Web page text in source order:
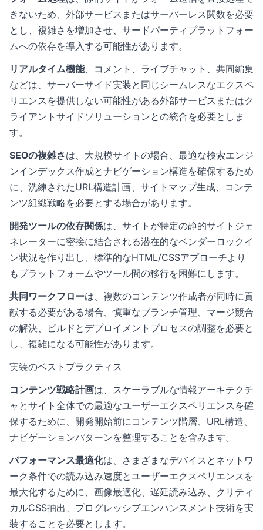
きないため、外部サービスまたはサーバーレス関数を必要
とし、複雑さを増加させ、サードパーティプラットフォー
ムへの依存を導入する可能性があります。
リアルタイム機能、コメント、ライブチャット、共同編集
などは、サーバーサイド実装と同じシームレスなエクスペ
リエンスを提供しない可能性がある外部サービスまたはク
ライアントサイドソリューションとの統合を必要としま
す。
SEOの複雑さは、大規模サイトの場合、最適な検索エンジ
ンインデックス作成とナビゲーション構造を確保するため
に、洗練されたURL構造計画、サイトマップ生成、コンテ
ンツ組織戦略を必要とする場合があります。
開発ツールの依存関係は、サイトが特定の静的サイトジェ
ネレーターに密接に結合される潜在的なベンダーロックイ
ン状況を作り出し、標準的なHTML/CSSアプローチより
もプラットフォームやツール間の移行を困難にします。
共同ワークフローは、複数のコンテンツ作成者が同時に貢
献する必要がある場合、慎重なブランチ管理、マージ競合
の解決、ビルドとデプロイメントプロセスの調整を必要と
し、複雑になる可能性があります。
実装のベストプラクティス
コンテンツ戦略計画は、スケーラブルな情報アーキテクチ
ャとサイト全体での最適なユーザーエクスペリエンスを確
保するために、開発開始前にコンテンツ階層、URL構造、
ナビゲーションパターンを整理することを含みます。
パフォーマンス最適化は、さまざまなデバイスとネットワ
ーク条件での読み込み速度とユーザーエクスペリエンスを
最大化するために、画像最適化、遅延読み込み、クリティ
カルCSS抽出、プログレッシブエンハンスメント技術を実
装することを必要とします。